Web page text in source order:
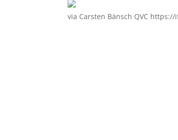
via Carsten Bänsch QVC https://